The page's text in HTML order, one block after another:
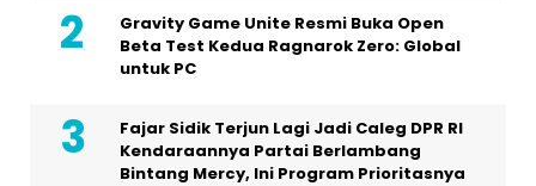
Gravity Game Unite Resmi Buka Open
Beta Test Kedua Ragnarok Zero: Global
untuk PC
Fajar Sidik Terjun Lagi Jadi Caleg DPR RI
Kendaraannya Partai Berlambang
Bintang Mercy, Ini Program Prioritasnya